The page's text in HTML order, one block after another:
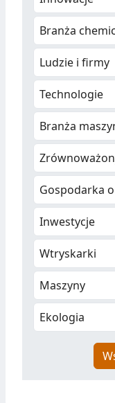
Branża
Ludzie i firmy
Technologie
Branża
Gospodarka
Inwestycje
Wtryskarki
Maszyny
Ekologia